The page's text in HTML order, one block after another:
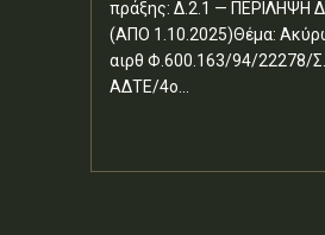
πράξης: Δ.2.1 — ΠΕΡΙΛΗΨΗ
(ΑΠΟ 1.10.2025)Θέμα:
αιρθ Φ.600.163/94/22278/
ΑΔΤΕ/4ο...